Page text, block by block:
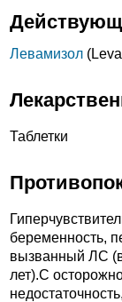
Левамизол
Таблетки
беременность,
вызванный ЛС (в
лет).C